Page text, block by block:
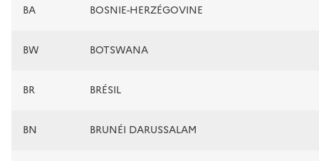
BA BOSNIE-HERZÉGOVINE
BW BOTSWANA
BR BRÉSIL
BN BRUNÉI DARUSSALAM